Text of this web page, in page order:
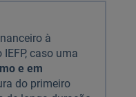
à
caso uma
e em
do primeiro